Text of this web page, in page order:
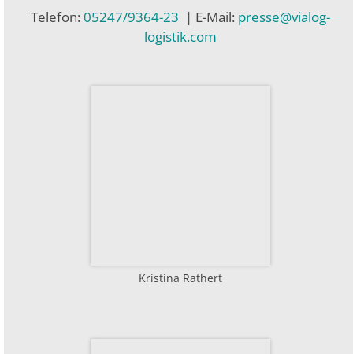
Telefon: 05247/9364-23 | E-Mail: presse@vialog-
logistik.com
Kristina Rathert